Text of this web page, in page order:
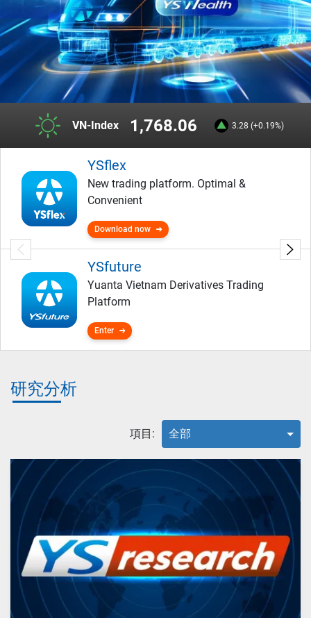
VN-Index 1,768.06 3.28 (+0.19%)
YSflex
New trading platform. Optimal &
Convenient
Download now
YSfuture
Yuanta Vietnam Derivatives Trading
Platform
Enter
研究分析
項目: 全部